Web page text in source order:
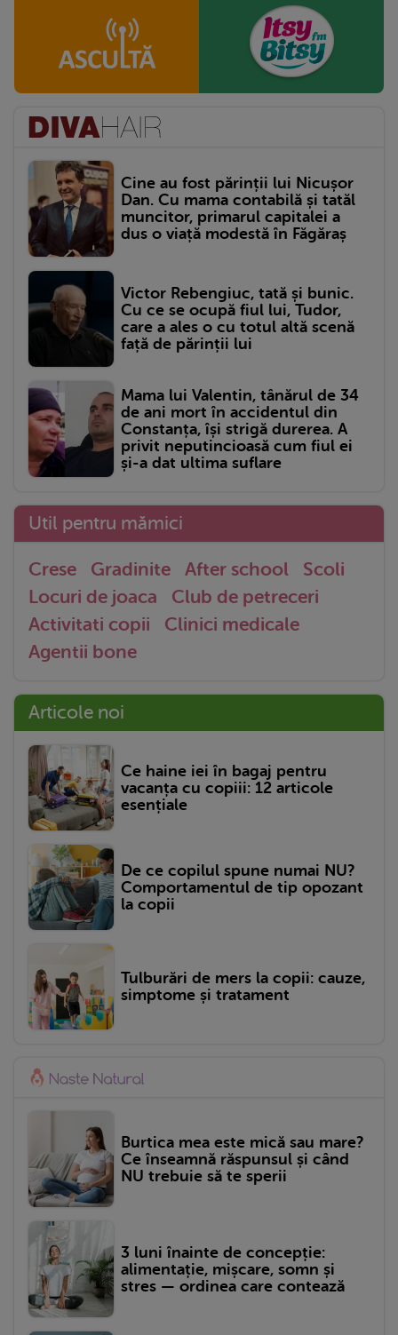
Cine au fost părinții lui Nicușor
Dan. Cu mama contabilă și tatăl
muncitor, primarul capitalei a
dus o viață modestă în Făgăraș
Victor Rebengiuc, tată și bunic.
Cu ce se ocupă fiul lui, Tudor,
care a ales o cu totul altă scenă
față de părinții lui
Mama lui Valentin, tânărul de 34
de ani mort în accidentul din
Constanța, își strigă durerea. A
privit neputincioasă cum fiul ei
și-a dat ultima suflare
Util pentru mămici
Crese Gradinite After school
Scoli
Locuri de joaca
Club de petreceri
Activitati copii
Clinici medicale
Agentii bone
Articole noi
Ce haine iei în bagaj pentru
vacanța cu copiii: 12 articole
esențiale
De ce copilul spune numai NU?
Comportamentul de tip opozant
la copii
Tulburări de mers la copii: cauze,
simptome și tratament
Burtica mea este mică sau mare?
Ce înseamnă răspunsul și când
NU trebuie să te sperii
3 luni înainte de concepție:
alimentație, mișcare, somn și
stres — ordinea care contează